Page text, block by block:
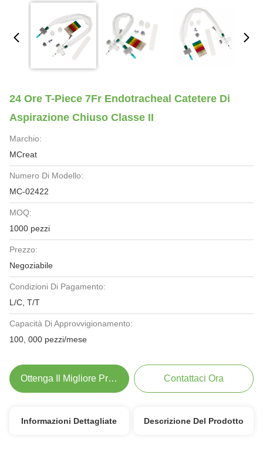
24 Ore T-Piece 7Fr Endotracheal Catetere Di
Aspirazione Chiuso Classe II
Marchio:
MCreat
Numero Di Modello:
MC-02422
MOQ:
1000 pezzi
Prezzo:
Negoziabile
Condizioni Di Pagamento:
L/C, T/T
Capacità Di Approvvigionamento:
100, 000 pezzi/mese
Ottenga Il Migliore Prezzo Contattaci Ora
Informazioni Dettagliate Descrizione Del Prodotto